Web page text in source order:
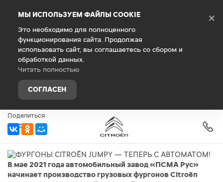
МЫ ИСПОЛЬЗУЕМ ФАЙЛЫ COOKIE
Это необходимо для полноценного
функционирования сайта. Продолжая
использовать сайт, вы соглашаетесь со сбором и
обработкой данных.
Читать полностью
СОГЛАСЕН
×
Главная О компании Новости
ФУРГОНЫ CITROЁN JUMPY —
ТЕПЕРЬ С АВТОМАТОМ!
10 марта 2021 г.
Поделиться
В мае 2021 года автомобильный завод «ПСМА Рус»
начинает производство грузовых фургонов Citroёn